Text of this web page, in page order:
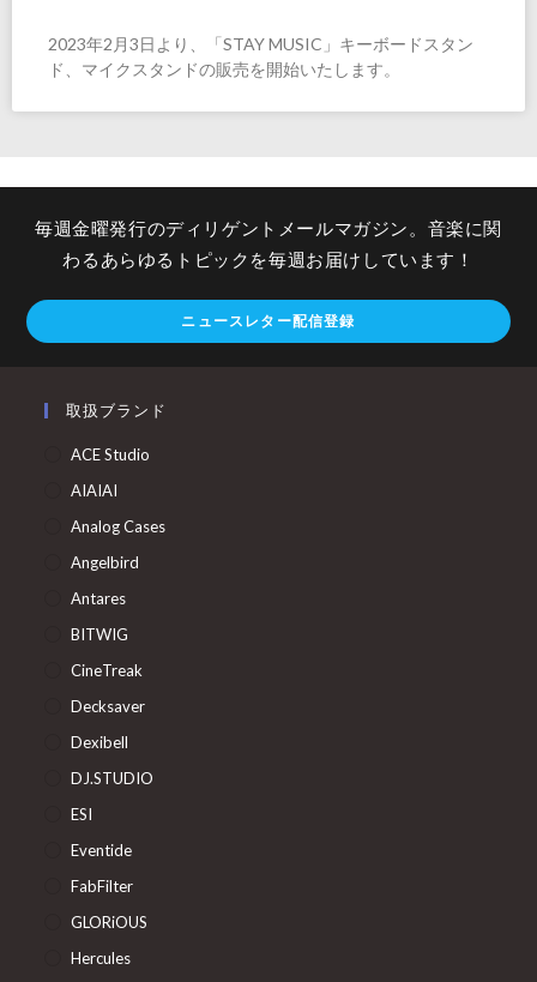
2023年2月3日より、「STAY MUSIC」キーボードスタン
ド、マイクスタンドの販売を開始いたします。
毎週金曜発行のディリゲントメールマガジン。音楽に関
わるあらゆるトピックを毎週お届けしています！
ニュースレター配信登録
取扱ブランド
ACE Studio
AIAIAI
Analog Cases
Angelbird
Antares
BITWIG
CineTreak
Decksaver
Dexibell
DJ.STUDIO
ESI
Eventide
FabFilter
GLORiOUS
Hercules